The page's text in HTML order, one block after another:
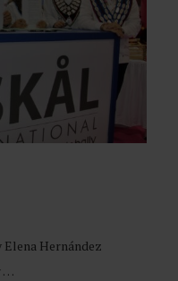
Elena Hernández
…